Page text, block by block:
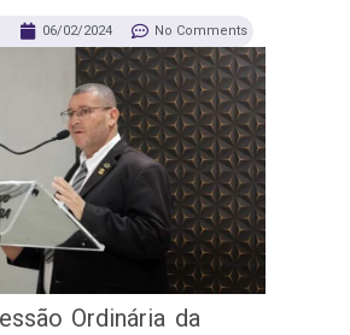
06/02/2024 No Comments
Ordinária da